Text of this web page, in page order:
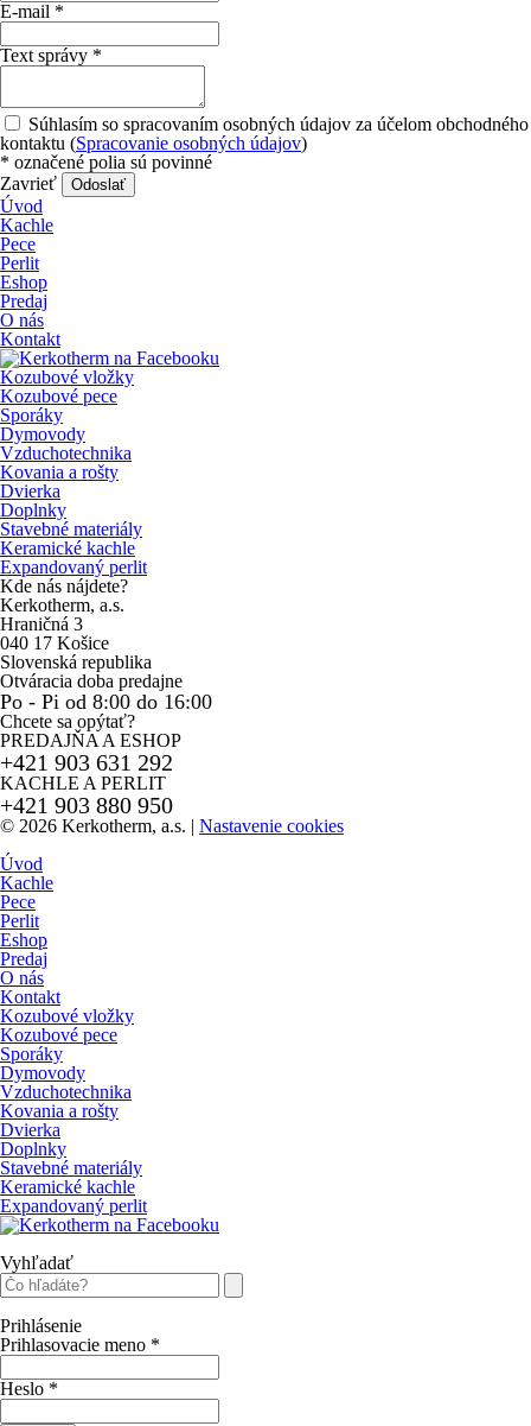
E-mail *
Text správy *
Súhlasím so spracovaním osobných údajov za účelom obchodného
kontaktu (Spracovanie osobných údajov)
* označené polia sú povinné
Zavrieť
Odoslať
Úvod
Kachle
Pece
Perlit
Eshop
Predaj
O nás
Kontakt
Kozubové vložky
Kozubové pece
Sporáky
Dymovody
Vzduchotechnika
Kovania a rošty
Dvierka
Doplnky
Stavebné materiály
Keramické kachle
Expandovaný perlit
Kde nás nájdete?
Kerkotherm, a.s.
Hraničná 3
040 17 Košice
Slovenská republika
Otváracia doba predajne
Po - Pi od 8:00 do 16:00
Chcete sa opýtať?
PREDAJŇA A ESHOP
+421 903 631 292
KACHLE A PERLIT
+421 903 880 950
© 2026 Kerkotherm, a.s. | Nastavenie cookies
Úvod
Kachle
Pece
Perlit
Eshop
Predaj
O nás
Kontakt
Kozubové vložky
Kozubové pece
Sporáky
Dymovody
Vzduchotechnika
Kovania a rošty
Dvierka
Doplnky
Stavebné materiály
Keramické kachle
Expandovaný perlit
Vyhľadať
Prihlásenie
Prihlasovacie meno *
Heslo *